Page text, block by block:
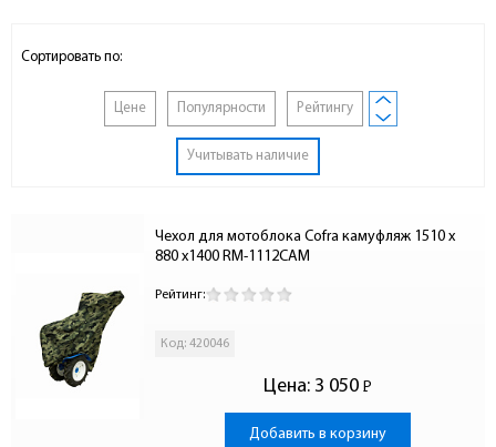
Сортировать по:
Цене Популярности Рейтингу
Учитывать наличие
Чехол для мотоблока Cofra камуфляж 1510 х
880 х1400 RM-1112CAM
Рейтинг:
Код: 420046
Цена: 3 050 Р
-
Добавить в корзину